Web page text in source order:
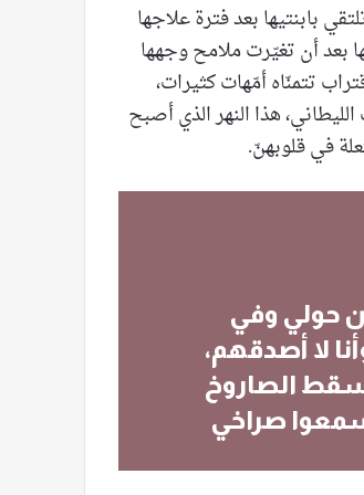
بابنتيها بعد فترة علاجها
بعد أن تغيّرت ملامح وجهها
تتمنّاه أمّهات كثيرات،
هذا النهر الذي أصبح
في قلوبهنّ.
حولي وفي
لا أصدقهم،
سقط الصاروخ
صراخي